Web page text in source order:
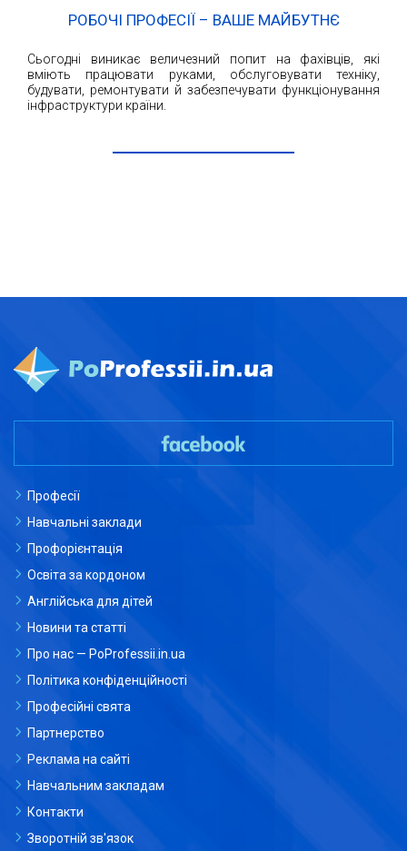
РОБОЧІ ПРОФЕСІЇ – ВАШЕ МАЙБУТНЄ
Сьогодні виникає величезний попит на фахівців, які
вміють працювати руками, обслуговувати техніку,
будувати, ремонтувати й забезпечувати функціонування
інфраструктури країни.
Професії
Навчальні заклади
Профорієнтація
Освіта за кордоном
Англійська для дітей
Новини та статті
Про нас — PoProfessii.in.ua
Політика конфіденційності
Професійні свята
Партнерство
Реклама на сайті
Навчальним закладам
Контакти
Зворотній зв'язок